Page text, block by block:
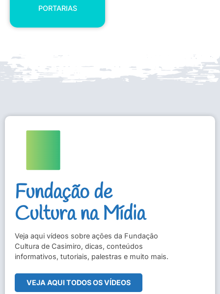
PORTARIAS
Fundação de
Cultura na Mídia
Veja aqui vídeos sobre ações da Fundação
Cultura de Casimiro, dicas, conteúdos
informativos, tutoriais, palestras e muito mais.
VEJA AQUI TODOS OS VÍDEOS